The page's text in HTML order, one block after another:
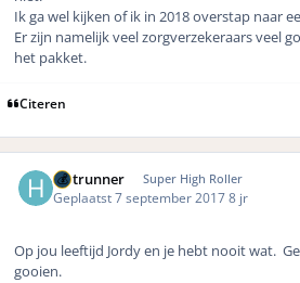
Ik ga wel kijken of ik in 2018 overstap naar
Er zijn namelijk veel zorgverzekeraars veel
het pakket.
Citeren
Hotrunner Super High Roller
Geplaatst7 september 20178 jr
Op jou leeftijd Jordy en je hebt nooit wat.
gooien.